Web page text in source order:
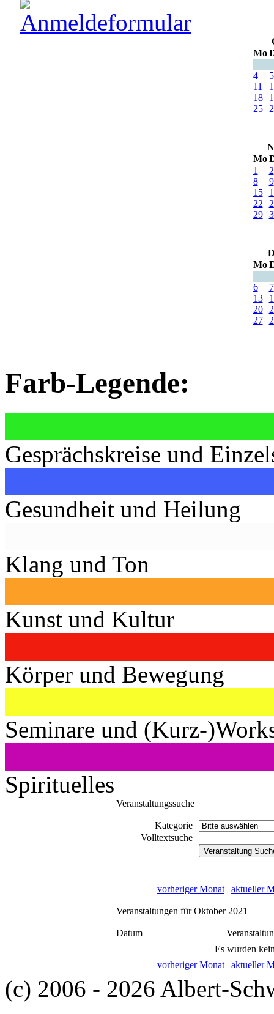
Mo
4
5
11
18
25
Mo
1
2
8
9
15
22
29
Mo
6
7
13
20
27
Farb-Legende:
Gesprächskreise und
Gesundheit und Heilung
Klang und Ton
Kunst und Kultur
Körper und Bewegung
Seminare und (Kurz-
Spirituelles
Veranstaltungssuche
Kategorie
Volltextsuche
vorheriger Monat | aktueller
Veranstaltungen für Oktober 2021
Datum
Es wurden
vorheriger Monat | aktueller
(c) 2006 - 2026 Albert-